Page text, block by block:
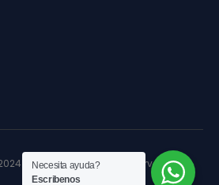
Todos los derechos reservados
Necesita ayuda?
Escribenos